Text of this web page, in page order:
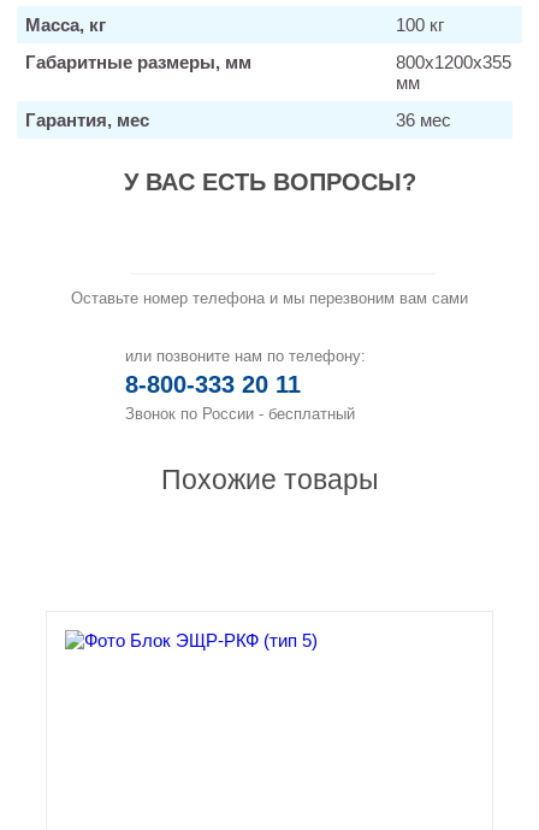
Масса, кг
100 кг
Габаритные размеры, мм
800х1200х355
мм
Гарантия, мес
36 мес
У ВАС ЕСТЬ ВОПРОСЫ?
Оставьте номер телефона и мы перезвоним вам сами
или позвоните нам по телефону:
8-800-333 20 11
Звонок по России - бесплатный
Похожие товары